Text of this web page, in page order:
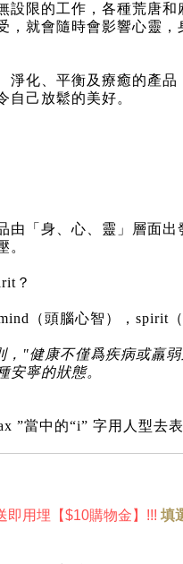
設限的工作，各種荒唐
，就會隨時會影響心靈
淨化、平衡及療癒的產
自己放鬆的美好。
由「身、心、靈」層面
。
？
（頭腦心智），spirit（
，"健康不僅爲疾病或羸
安寧的狀態。
”當中的“i” 字用人型去
即用埋 【$10購物金 】!!! 填